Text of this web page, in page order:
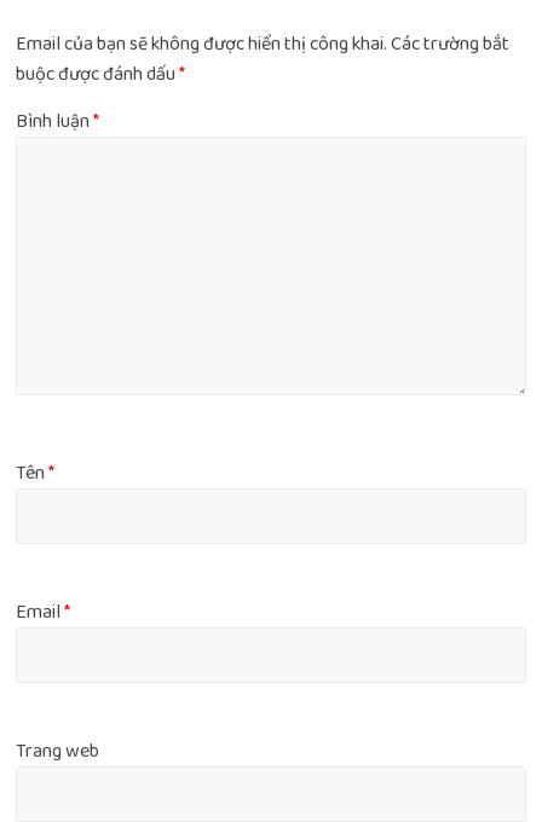
Email của bạn sẽ không được hiển thị công khai.Các trường bắt
buộc được đánh dấu*
Bình luận*
Tên*
Email*
Trang web